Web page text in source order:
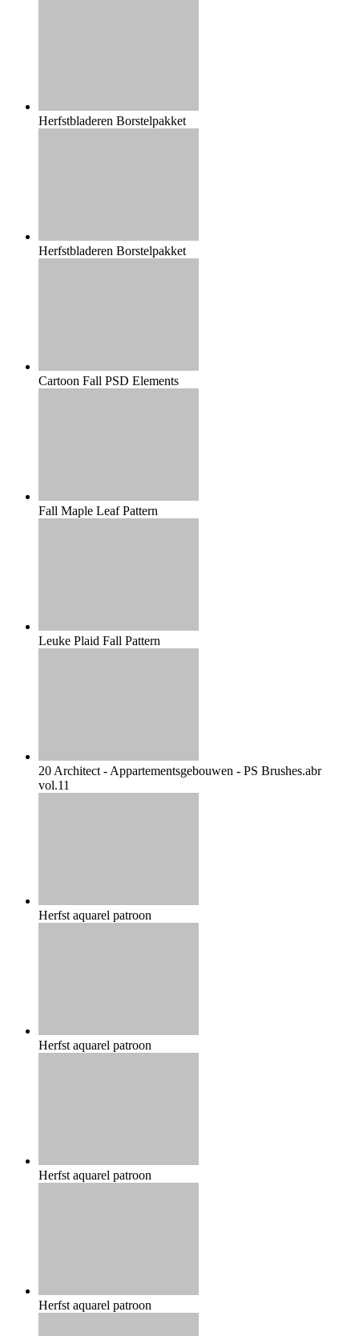
Herfstbladeren Borstelpakket
Herfstbladeren Borstelpakket
Cartoon Fall PSD Elements
Fall Maple Leaf Pattern
Leuke Plaid Fall Pattern
20 Architect - Appartementsgebouwen - PS Brushes.abr
vol.11
Herfst aquarel patroon
Herfst aquarel patroon
Herfst aquarel patroon
Herfst aquarel patroon